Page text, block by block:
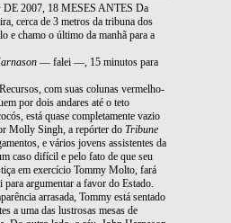
2007, 18 MESES ANTES Da
cerca de 3 metros da tribuna dos
e chamo o último da manhã para a
— falei —, 15 minutos para
com suas colunas vermelho-
por dois andares até o teto
está quase completamente vazio
Molly Singh, a repórter do Tribune
e vários jovens assistentes da
caso difícil e pelo fato de que seu
em exercício Tommy Molto, fará
para argumentar a favor do Estado.
arrasada, Tommy está sentado
a uma das lustrosas mesas de